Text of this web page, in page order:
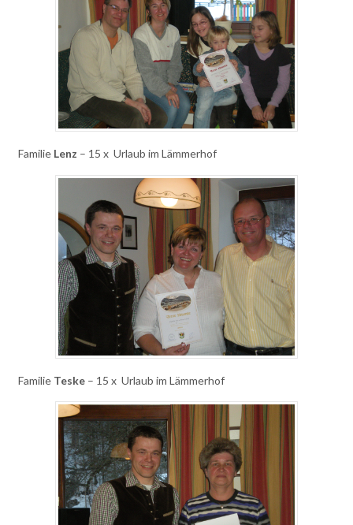
Familie Lenz – 15 x Urlaub im Lämmerhof
Familie Teske– 15 x Urlaub im Lämmerhof